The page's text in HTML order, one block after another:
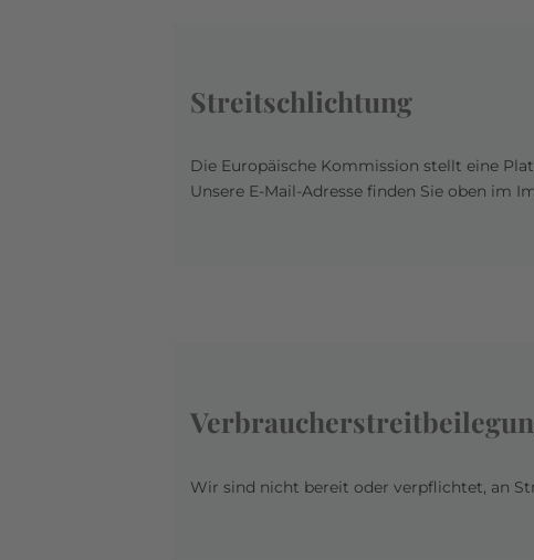
Streitschlichtung
Die Europäische Kommission stellt eine
Unsere E-Mail-Adresse finden Sie oben im
Wir sind nicht bereit oder verpflichtet, an